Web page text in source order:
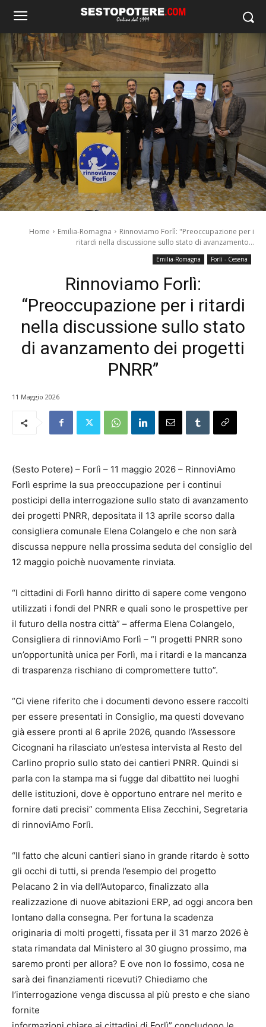
Home Emilia-Romagna
Rinnoviamo Forlì: "Preoccupazione per i
ritardi nella discussione sullo stato di avanzamento...
Emilia-Romagna Forlì - Cesena
Rinnoviamo Forlì:
“Preoccupazione per i ritardi
nella discussione sullo stato
di avanzamento dei progetti
PNRR”
11 Maggio 2026
(Sesto Potere) – Forlì – 11 maggio 2026 – RinnoviAmo
Forlì esprime la sua preoccupazione per i continui
posticipi della interrogazione sullo stato di avanzamento
dei progetti PNRR, depositata il 13 aprile scorso dalla
consigliera comunale Elena Colangelo e che non sarà
discussa neppure nella prossima seduta del consiglio del
12 maggio poichè nuovamente rinviata.
“I cittadini di Forlì hanno diritto di sapere come vengono
utilizzati i fondi del PNRR e quali sono le prospettive per
il futuro della nostra città” – afferma Elena Colangelo,
Consigliera di rinnoviAmo Forlì – “I progetti PNRR sono
un’opportunità unica per Forlì, ma i ritardi e la mancanza
di trasparenza rischiano di compromettere tutto”.
“Ci viene riferito che i documenti devono essere raccolti
per essere presentati in Consiglio, ma questi dovevano
già essere pronti al 6 aprile 2026, quando l’Assessore
Cicognani ha rilasciato un’estesa intervista al Resto del
Carlino proprio sullo stato dei cantieri PNRR. Quindi si
parla con la stampa ma si fugge dal dibattito nei luoghi
delle istituzioni, dove è opportuno entrare nel merito e
fornire dati precisi” commenta Elisa Zecchini, Segretaria
di rinnoviAmo Forlì.
“Il fatto che alcuni cantieri siano in grande ritardo è sotto
gli occhi di tutti, si prenda l’esempio del progetto
Pelacano 2 in via dell’Autoparco, finalizzato alla
realizzazione di nuove abitazioni ERP, ad oggi ancora ben
lontano dalla consegna. Per fortuna la scadenza
originaria di molti progetti, fissata per il 31 marzo 2026 è
stata rimandata dal Ministero al 30 giugno prossimo, ma
saremo pronti per allora? E ove non lo fossimo, cosa ne
sarà dei finanziamenti ricevuti? Chiediamo che
l’interrogazione venga discussa al più presto e che siano
fornite